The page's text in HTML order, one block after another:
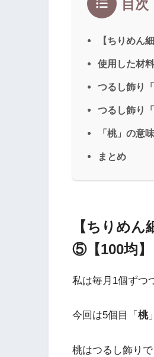
目次
【ちりめん
使用した材料
つるし飾り
つるし飾り
「桃」の意味
まとめ
【ちりめ
⑤【100均】
私は毎月1個ずつ
今回は5個目「 桃
桃はつるし飾り